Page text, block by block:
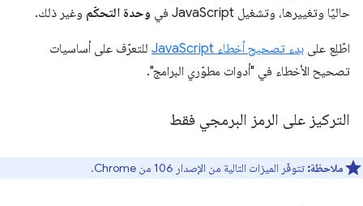
حاليًا وتغييرها، وتشغيل JavaScript في
وحدة التحكّم وغير ذلك.
اطّلِع على بدء تصحيح أخطاء JavaScript
للتعرّف على أساسيات
تصحيح الأخطاء في "أدوات مطوّري البرامج".
التركيز على الرمز البرمجي فقط
ملاحظة: تتوفّر الميزات التالية من الإصدار 106 من Chrome.